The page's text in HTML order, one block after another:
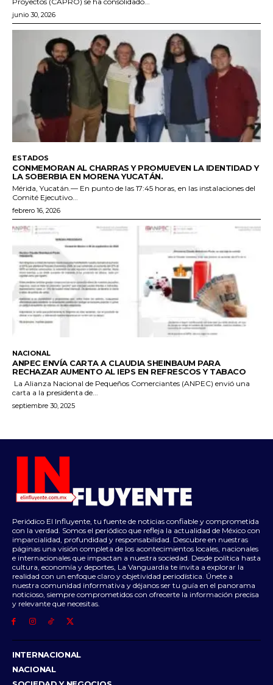
junio 30, 2026
ESTADOS
CONMEMORAN AL CHARRAS Y PROMUEVEN LA IDENTIDAD Y
LA SOBERBIA EN MORENA YUCATÁN.
Mérida, Yucatán.— En punto de las 17:45 horas, en las instalaciones del
Comité Ejecutivo...
febrero 16, 2026
NACIONAL
ANPEC ENVÍA CARTA A CLAUDIA SHEINBAUM PARA
RECHAZAR AUMENTO AL IEPS EN REFRESCOS Y TABACO
La Alianza Nacional de Pequeños Comerciantes (ANPEC) envió una
carta a la presidenta de...
septiembre 30, 2025
Periódico El Influyente, tu fuente de noticias confiable y comprometida
con la verdad. Somos el periódico que refleja la actualidad de México con
imparcialidad, profundidad y responsabilidad. Descubre en nuestras
páginas una visión completa de los acontecimientos locales, nacionales
e internacionales que impactan a nuestra sociedad. Desde política hasta
cultura, economía y deportes, La Vanguardia te invita a explorar la
realidad con un enfoque claro y objetividad periodística. Únete a
nuestra comunidad informativa y déjanos ser tu guía en el panorama
noticioso, siempre comprometidos con ofrecerte la información precisa
y relevante que necesitas.
INTERNACIONAL
NACIONAL